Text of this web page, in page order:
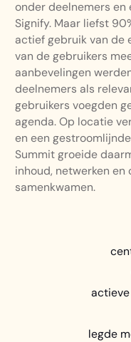
onder deelnemers
Signify. Maar liefst
actief gebruik van de
van de gebruikers
aanbevelingen
deelnemers als
gebruikers voegden
agenda. Op locatie
en een
Summit groeide
inhoud, netwerken
samenkwamen.
legde